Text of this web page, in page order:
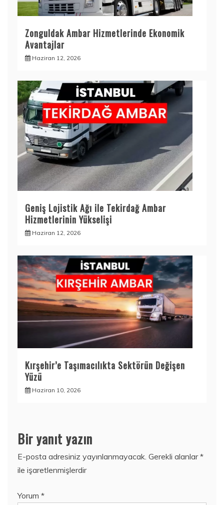
Zonguldak Ambar Hizmetlerinde Ekonomik
Avantajlar
Haziran 12, 2026
Geniş Lojistik Ağı ile Tekirdağ Ambar
Hizmetlerinin Yükselişi
Haziran 12, 2026
Kırşehir’e Taşımacılıkta Sektörün Değişen
Yüzü
Haziran 10, 2026
Bir yanıt yazın
E-posta adresiniz yayınlanmayacak. Gerekli alanlar*
ile işaretlenmişlerdir
Yorum *